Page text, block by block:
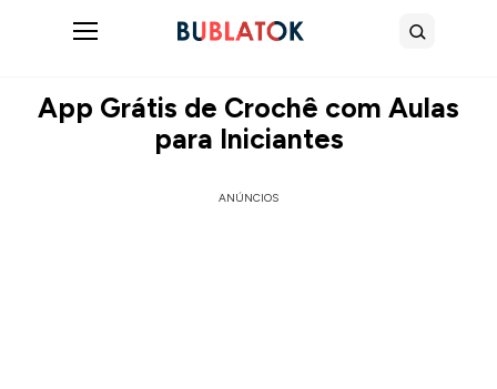
Buscar
App Grátis de Crochê com Aulas
para Iniciantes
ANÚNCIOS